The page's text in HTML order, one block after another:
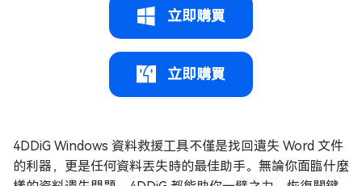
立即購買
立即購買
4DDiG Windows 資料救援工具不僅是找回遺失 Word 文件
的利器，更是任何資料丟失時的最佳助手。無論你面臨什麼